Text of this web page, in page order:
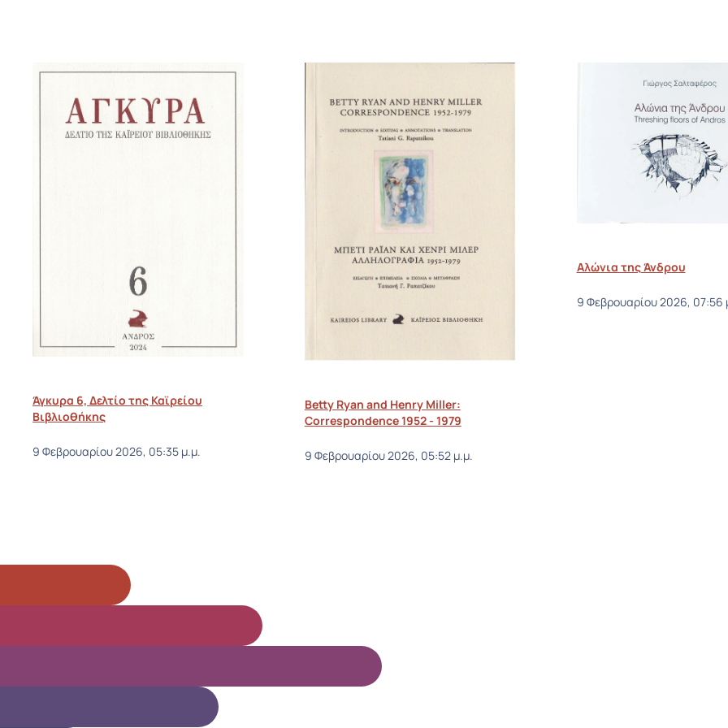
Άγκυρα 6, Δελτίο της Καϊρείου
Βιβλιοθήκης
9 Φεβρουαρίου 2026, 05:35 μ.μ.
Betty Ryan and Henry Miller:
Correspondence 1952 - 1979
9 Φεβρουαρίου 2026, 05:52 μ.μ.
Αλώνια της Άνδρου
9 Φεβρουαρίου 2026, 07:56